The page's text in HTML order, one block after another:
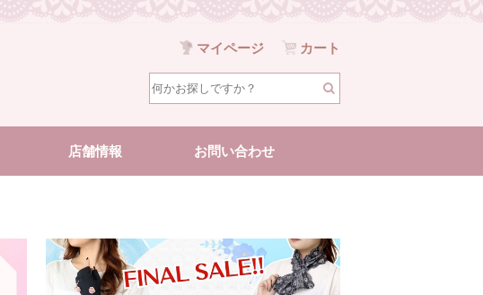
マイページ カート
店舗情報 お問い合わせ